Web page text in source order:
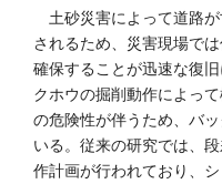
土砂災害によって道路
されるため、災害現場で
確保することが迅速な復
クホウの掘削動作によっ
の危険性が伴うため、バ
いる。従来の研究では、
作計画が行われており、